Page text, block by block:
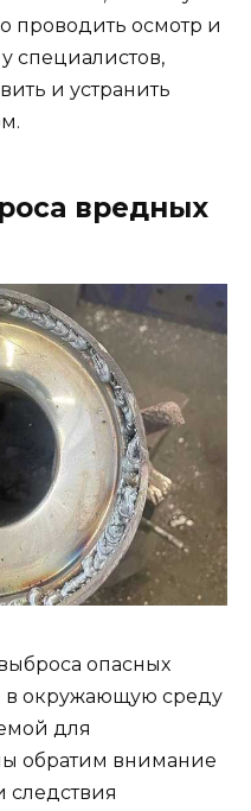
проводить осмотр и
специалистов,
и устранить
вредных
опасных
окружающую среду
для
обратим внимание